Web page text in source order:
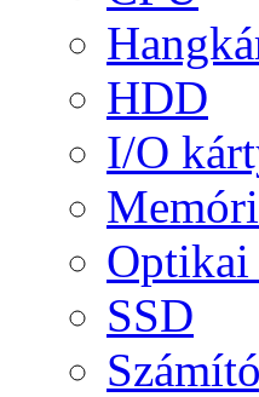
HDD
I/O
Optikai
SSD